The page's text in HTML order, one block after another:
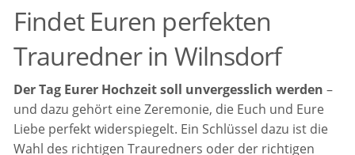
Findet Euren perfekten
Trauredner in Wilnsdorf
Der Tag Eurer Hochzeit soll unvergesslich werden –
und dazu gehört eine Zeremonie, die Euch und Eure
Liebe perfekt widerspiegelt. Ein Schlüssel dazu ist die
Wahl des richtigen Trauredners oder der richtigen